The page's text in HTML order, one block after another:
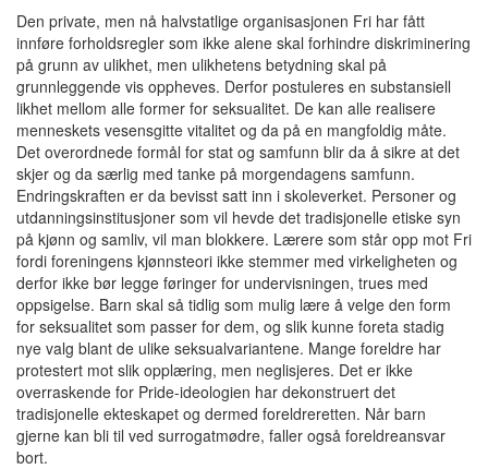
Den private, men nå halvstatlige organisasjonen Fri har fått
innføre forholdsregler som ikke alene skal forhindre diskriminering
på grunn av ulikhet, men ulikhetens betydning skal på
grunnleggende vis oppheves. Derfor postuleres en substansiell
likhet mellom alle former for seksualitet. De kan alle realisere
menneskets vesensgitte vitalitet og da på en mangfoldig måte.
Det overordnede formål for stat og samfunn blir da å sikre at det
skjer og da særlig med tanke på morgendagens samfunn.
Endringskraften er da bevisst satt inn i skoleverket. Personer og
utdanningsinstitusjoner som vil hevde det tradisjonelle etiske syn
på kjønn og samliv, vil man blokkere. Lærere som står opp mot Fri
fordi foreningens kjønnsteori ikke stemmer med virkeligheten og
derfor ikke bør legge føringer for undervisningen, trues med
oppsigelse. Barn skal så tidlig som mulig lære å velge den form
for seksualitet som passer for dem, og slik kunne foreta stadig
nye valg blant de ulike seksualvariantene. Mange foreldre har
protestert mot slik opplæring, men neglisjeres. Det er ikke
overraskende for Pride-ideologien har dekonstruert det
tradisjonelle ekteskapet og dermed foreldreretten. Når barn
gjerne kan bli til ved surrogatmødre, faller også foreldreansvar
bort.